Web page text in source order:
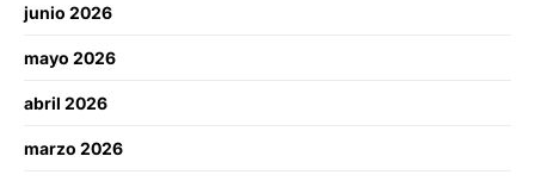
junio 2026
mayo 2026
abril 2026
marzo 2026